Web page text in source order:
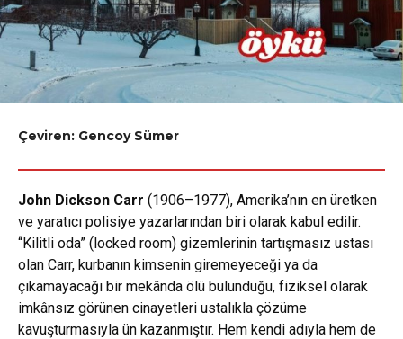
Çeviren: Gencoy Sümer
John Dickson Carr (1906–1977), Amerika’nın en üretken
ve yaratıcı polisiye yazarlarından biri olarak kabul edilir.
“Kilitli oda” (locked room) gizemlerinin tartışmasız ustası
olan Carr, kurbanın kimsenin giremeyeceği ya da
çıkamayacağı bir mekânda ölü bulunduğu, fiziksel olarak
imkânsız görünen cinayetleri ustalıkla çözüme
kavuşturmasıyla ün kazanmıştır. Hem kendi adıyla hem de